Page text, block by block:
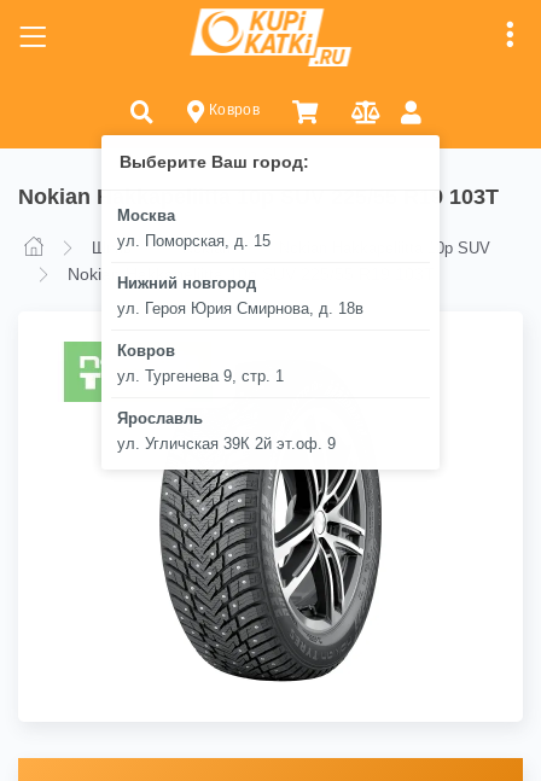
Ковров
Выберите Ваш город:
Москва
ул. Поморская, д. 15
Нижний новгород
ул. Героя Юрия Смирнова, д. 18в
Ковров
ул. Тургенева 9, стр. 1
Ярославль
ул. Угличская 39К 2й эт.оф. 9
Nokian Hakkapeliitta 10p SUV 225/55 R19 103T
Шины Nokian Nokian Hakkapeliitta 10p SUV
Nokian Hakkapeliitta 10p SUV 225/55 R19 103T